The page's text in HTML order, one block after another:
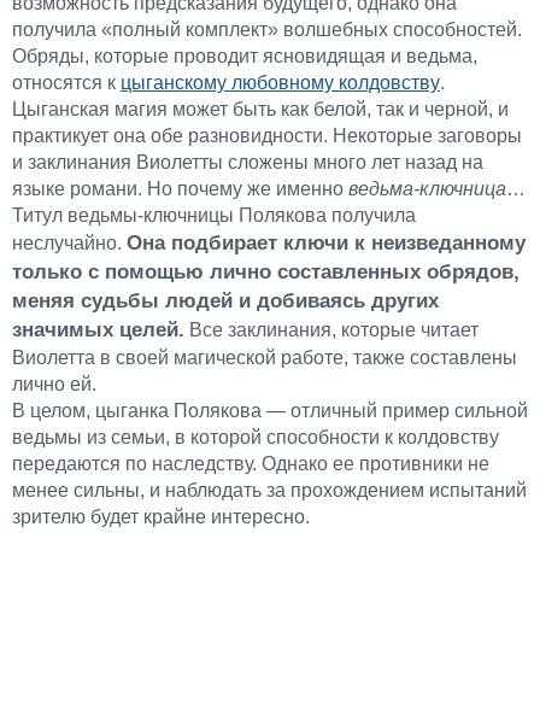
получила «полный комплект» волшебных способностей.
Обряды, которые проводит ясновидящая и ведьма,
относятся к цыганскому любовному колдовству.
Цыганская магия может быть как белой, так и черной, и
практикует она обе разновидности. Некоторые заговоры
и заклинания Виолетты сложены много лет назад на
языке романи. Но почему же именно ведьма-ключница…
Титул ведьмы-ключницы Полякова получила
неслучайно. Она подбирает ключи к неизведанному
только с помощью лично составленных обрядов,
меняя судьбы людей и добиваясь других
значимых целей. Все заклинания, которые читает
Виолетта в своей магической работе, также составлены
лично ей.
В целом, цыганка Полякова — отличный пример сильной
ведьмы из семьи, в которой способности к колдовству
передаются по наследству. Однако ее противники не
менее сильны, и наблюдать за прохождением испытаний
зрителю будет крайне интересно.